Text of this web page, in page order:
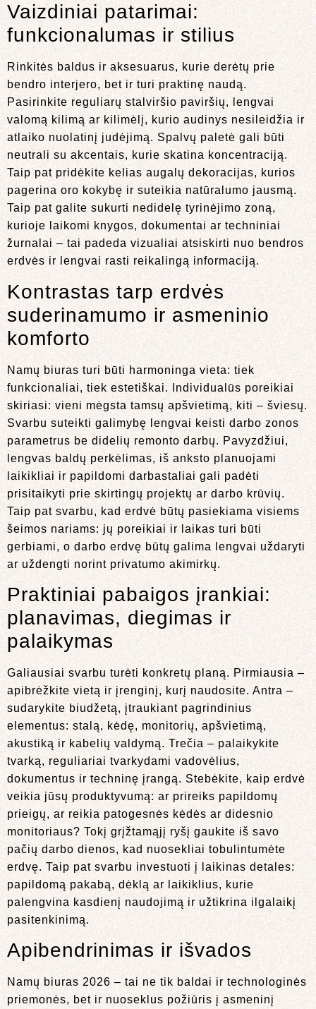
Vaizdiniai patarimai:
funkcionalumas ir stilius
Rinkitės baldus ir aksesuarus, kurie derėtų prie
bendro interjero, bet ir turi praktinę naudą.
Pasirinkite reguliarų stalviršio paviršių, lengvai
valomą kilimą ar kilimėlį, kurio audinys nesileidžia ir
atlaiko nuolatinį judėjimą. Spalvų paletė gali būti
neutrali su akcentais, kurie skatina koncentraciją.
Taip pat pridėkite kelias augalų dekoracijas, kurios
pagerina oro kokybę ir suteikia natūralumo jausmą.
Taip pat galite sukurti nedidelę tyrinėjimo zoną,
kurioje laikomi knygos, dokumentai ar techniniai
žurnalai – tai padeda vizualiai atsiskirti nuo bendros
erdvės ir lengvai rasti reikalingą informaciją.
Kontrastas tarp erdvės
suderinamumo ir asmeninio
komforto
Namų biuras turi būti harmoninga vieta: tiek
funkcionaliai, tiek estetiškai. Individualūs poreikiai
skiriasi: vieni mėgsta tamsų apšvietimą, kiti – šviesų.
Svarbu suteikti galimybę lengvai keisti darbo zonos
parametrus be didelių remonto darbų. Pavyzdžiui,
lengvas baldų perkėlimas, iš anksto planuojami
laikikliai ir papildomi darbastaliai gali padėti
prisitaikyti prie skirtingų projektų ar darbo krūvių.
Taip pat svarbu, kad erdvė būtų pasiekiama visiems
šeimos nariams: jų poreikiai ir laikas turi būti
gerbiami, o darbo erdvę būtų galima lengvai uždaryti
ar uždengti norint privatumo akimirkų.
Praktiniai pabaigos įrankiai:
planavimas, diegimas ir
palaikymas
Galiausiai svarbu turėti konkretų planą. Pirmiausia –
apibrėžkite vietą ir įrenginį, kurį naudosite. Antra –
sudarykite biudžetą, įtraukiant pagrindinius
elementus: stalą, kėdę, monitorių, apšvietimą,
akustiką ir kabelių valdymą. Trečia – palaikykite
tvarką, reguliariai tvarkydami vadovėlius,
dokumentus ir techninę įrangą. Stebėkite, kaip erdvė
veikia jūsų produktyvumą: ar prireiks papildomų
prieigų, ar reikia patogesnės kėdės ar didesnio
monitoriaus? Tokį grįžtamąjį ryšį gaukite iš savo
pačių darbo dienos, kad nuosekliai tobulintumėte
erdvę. Taip pat svarbu investuoti į laikinas detales:
papildomą pakabą, dėklą ar laikiklius, kurie
palengvina kasdienį naudojimą ir užtikrina ilgalaikį
pasitenkinimą.
Apibendrinimas ir išvados
Namų biuras 2026 – tai ne tik baldai ir technologinės
priemonės, bet ir nuoseklus požiūris į asmeninį